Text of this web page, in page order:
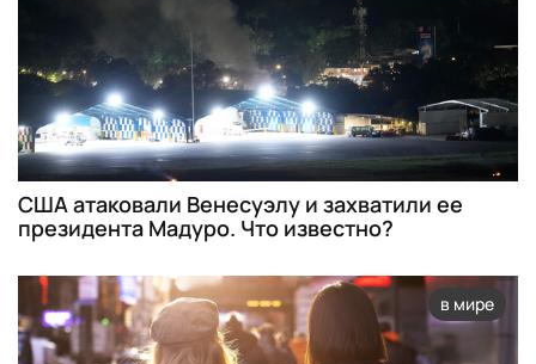
США атаковали Венесуэлу и захватили ее
президента Мадуро. Что известно?
в мире